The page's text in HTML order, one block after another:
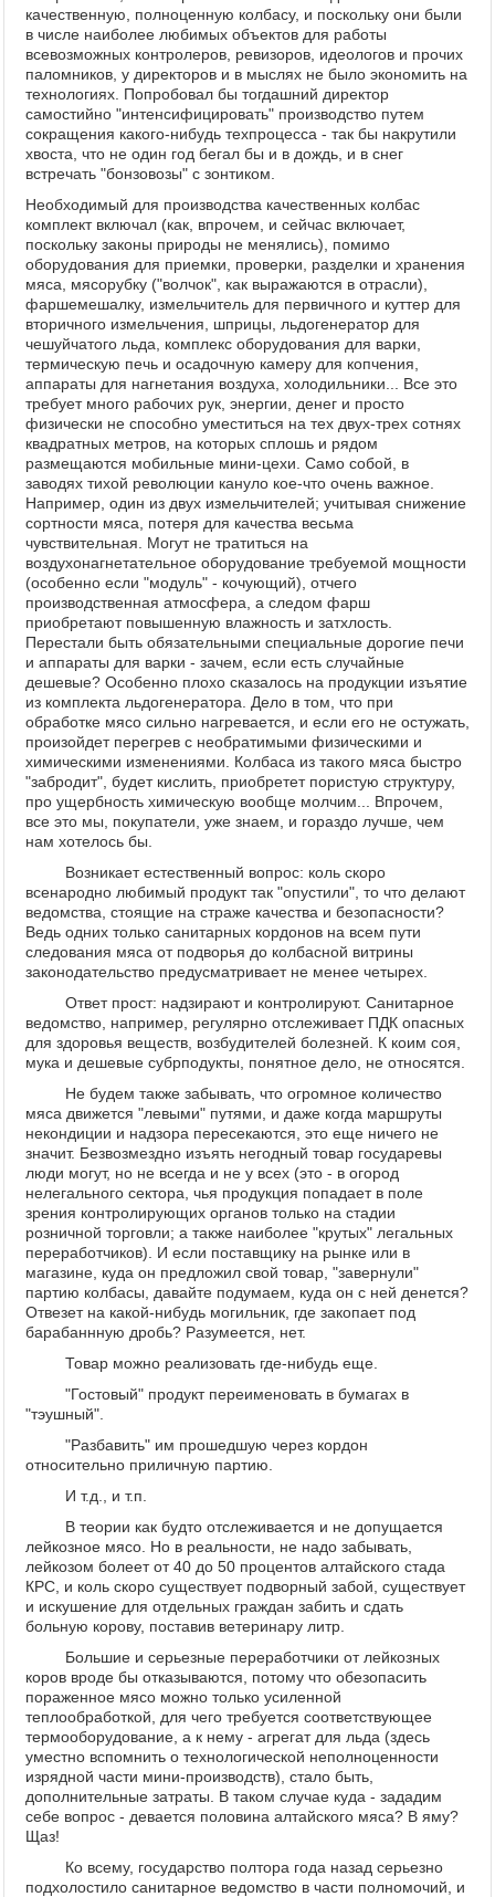
качественную, полноценную колбасу, и поскольку они были
в числе наиболее любимых объектов для работы
всевозможных контролеров, ревизоров, идеологов и прочих
паломников, у директоров и в мыслях не было экономить на
технологиях. Попробовал бы тогдашний директор
самостийно "интенсифицировать" производство путем
сокращения какого-нибудь техпроцесса - так бы накрутили
хвоста, что не один год бегал бы и в дождь, и в снег
встречать "бонзовозы" с зонтиком.
Необходимый для производства качественных колбас
комплект включал (как, впрочем, и сейчас включает,
поскольку законы природы не менялись), помимо
оборудования для приемки, проверки, разделки и хранения
мяса, мясорубку ("волчок", как выражаются в отрасли),
фаршемешалку, измельчитель для первичного и куттер для
вторичного измельчения, шприцы, льдогенератор для
чешуйчатого льда, комплекс оборудования для варки,
термическую печь и осадочную камеру для копчения,
аппараты для нагнетания воздуха, холодильники... Все это
требует много рабочих рук, энергии, денег и просто
физически не способно уместиться на тех двух-трех сотнях
квадратных метров, на которых сплошь и рядом
размещаются мобильные мини-цехи. Само собой, в
заводях тихой революции кануло кое-что очень важное.
Например, один из двух измельчителей; учитывая снижение
сортности мяса, потеря для качества весьма
чувствительная. Могут не тратиться на
воздухонагнетательное оборудование требуемой мощности
(особенно если "модуль" - кочующий), отчего
производственная атмосфера, а следом фарш
приобретают повышенную влажность и затхлость.
Перестали быть обязательными специальные дорогие печи
и аппараты для варки - зачем, если есть случайные
дешевые? Особенно плохо сказалось на продукции изъятие
из комплекта льдогенератора. Дело в том, что при
обработке мясо сильно нагревается, и если его не остужать,
произойдет перегрев с необратимыми физическими и
химическими изменениями. Колбаса из такого мяса быстро
"забродит", будет кислить, приобретет пористую структуру,
про ущербность химическую вообще молчим... Впрочем,
все это мы, покупатели, уже знаем, и гораздо лучше, чем
нам хотелось бы.
Возникает естественный вопрос: коль скоро
всенародно любимый продукт так "опустили", то что делают
ведомства, стоящие на страже качества и безопасности?
Ведь одних только санитарных кордонов на всем пути
следования мяса от подворья до колбасной витрины
законодательство предусматривает не менее четырех.
Ответ прост: надзирают и контролируют. Санитарное
ведомство, например, регулярно отслеживает ПДК опасных
для здоровья веществ, возбудителей болезней. К коим соя,
мука и дешевые субрподукты, понятное дело, не относятся.
Не будем также забывать, что огромное количество
мяса движется "левыми" путями, и даже когда маршруты
некондиции и надзора пересекаются, это еще ничего не
значит. Безвозмездно изъять негодный товар государевы
люди могут, но не всегда и не у всех (это - в огород
нелегального сектора, чья продукция попадает в поле
зрения контролирующих органов только на стадии
розничной торговли; а также наиболее "крутых" легальных
переработчиков). И если поставщику на рынке или в
магазине, куда он предложил свой товар, "завернули"
партию колбасы, давайте подумаем, куда он с ней денется?
Отвезет на какой-нибудь могильник, где закопает под
барабаннную дробь? Разумеется, нет.
Товар можно реализовать где-нибудь еще.
"Гостовый" продукт переименовать в бумагах в
"тэушный".
"Разбавить" им прошедшую через кордон
относительно приличную партию.
И т.д., и т.п.
В теории как будто отслеживается и не допущается
лейкозное мясо. Но в реальности, не надо забывать,
лейкозом болеет от 40 до 50 процентов алтайского стада
КРС, и коль скоро существует подворный забой, существует
и искушение для отдельных граждан забить и сдать
больную корову, поставив ветеринару литр.
Большие и серьезные переработчики от лейкозных
коров вроде бы отказываются, потому что обезопасить
пораженное мясо можно только усиленной
теплообработкой, для чего требуется соответствующее
термооборудование, а к нему - агрегат для льда (здесь
уместно вспомнить о технологической неполноценности
изрядной части мини-производств), стало быть,
дополнительные затраты. В таком случае куда - зададим
себе вопрос - девается половина алтайского мяса? В яму?
Щаз!
Ко всему, государство полтора года назад серьезно
подхолостило санитарное ведомство в части полномочий, и